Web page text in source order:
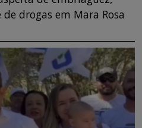
drogas em Mara Rosa